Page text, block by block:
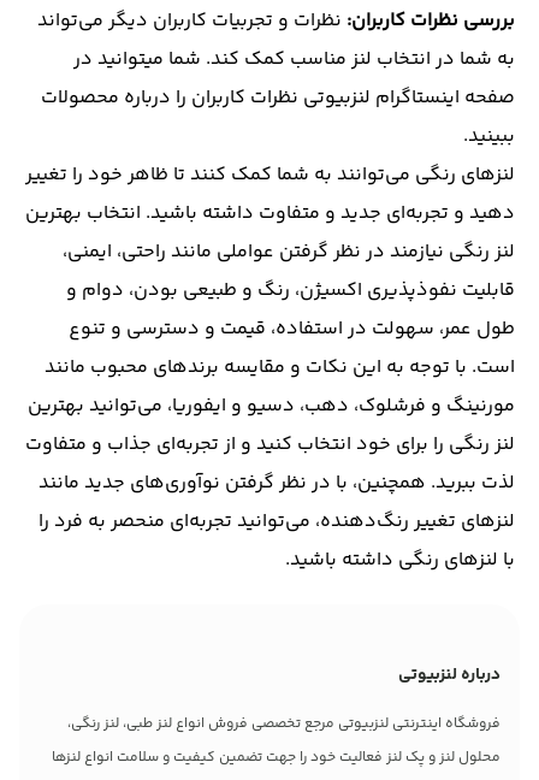
بررسی نظرات کاربران: نظرات و تجربیات کاربران دیگر می‌تواند
به شما در انتخاب لنز مناسب کمک کند. شما میتوانید در
صفحه اینستاگرام لنزبیوتی نظرات کاربران را درباره محصولات
ببینید.
لنزهای رنگی می‌توانند به شما کمک کنند تا ظاهر خود را تغییر
دهید و تجربه‌ای جدید و متفاوت داشته باشید. انتخاب بهترین
لنز رنگی نیازمند در نظر گرفتن عواملی مانند راحتی، ایمنی،
قابلیت نفوذپذیری اکسیژن، رنگ و طبیعی بودن، دوام و
طول عمر، سهولت در استفاده، قیمت و دسترسی و تنوع
است. با توجه به این نکات و مقایسه برندهای محبوب مانند
مورنینگ و فرشلوک، دهب، دسیو و ایفوریا، می‌توانید بهترین
لنز رنگی را برای خود انتخاب کنید و از تجربه‌ای جذاب و متفاوت
لذت ببرید. همچنین، با در نظر گرفتن نوآوری‌های جدید مانند
لنزهای تغییر رنگ‌دهنده، می‌توانید تجربه‌ای منحصر به فرد را
با لنزهای رنگی داشته باشید.
درباره لنزبیوتی
فروشگاه اینترنتی لنزبیوتی مرجع تخصصی فروش انواع لنز طبی، لنز رنگی،
محلول لنز و پک لنز فعالیت خود را جهت تضمین کیفیت و سلامت انواع لنزها